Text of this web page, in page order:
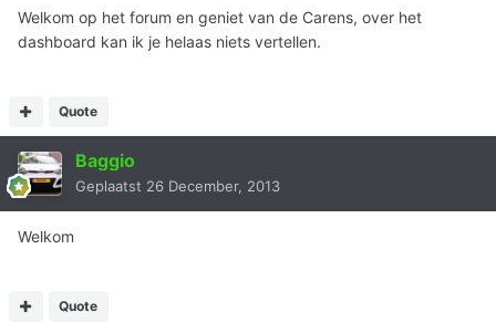
Welkom op het forum en geniet van de Carens, over het
dashboard kan ik je helaas niets vertellen.
Quote
Baggio
Geplaatst 26 December, 2013
Welkom
Quote